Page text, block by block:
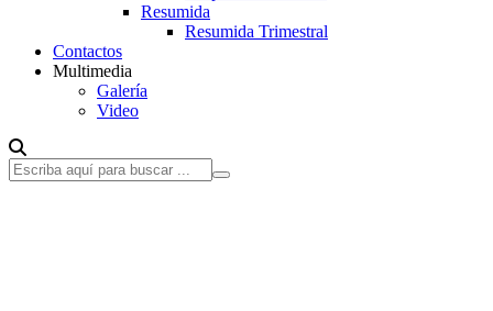
Resumida
Resumida Trimestral
Contactos
Multimedia
Galería
Video